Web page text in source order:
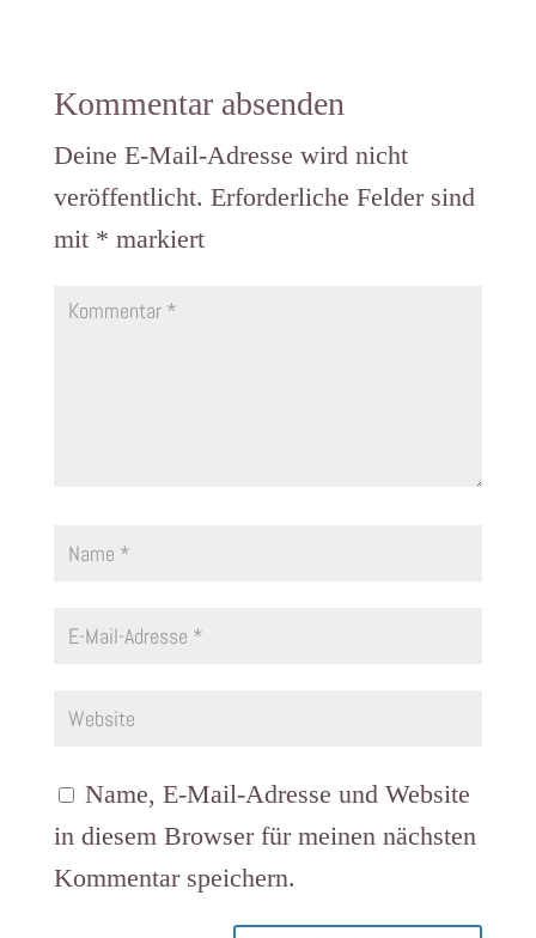
Kommentar absenden
Deine E-Mail-Adresse wird nicht
veröffentlicht. Erforderliche Felder sind
mit * markiert
Name, E-Mail-Adresse und Website
in diesem Browser für meinen nächsten
Kommentar speichern.